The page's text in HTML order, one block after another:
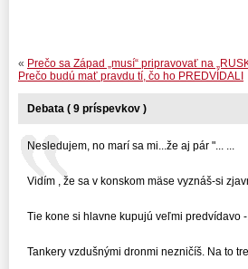
« Prečo sa Západ „musí“ pripravovať na
Prečo budú mať pravdu tí, čo ho PREDVÍDALI
Debata ( 9 príspevkov )
Nesledujem, no marí sa mi...že aj pár "... ...
Vidím , že sa v konskom mäse vyznáš-si
Tie kone si hlavne kupujú veľmi predvídavo -
Tankery vzdušnými dronmi nezničíš. Na to